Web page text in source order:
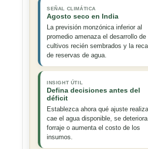
SEÑAL CLIMÁTICA
Agosto seco en India
La previsión monzónica inferior al
promedio amenaza el desarrollo de
cultivos recién sembrados y la
de reservas de agua.
INSIGHT ÚTIL
Defina decisiones antes del
déficit
Establezca ahora qué ajuste
cae el agua disponible, se deteriora
forraje o aumenta el costo de los
insumos.